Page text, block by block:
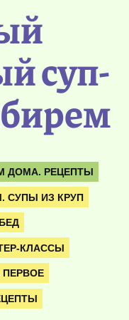
суп-
ДОМА. РЕЦЕПТЫ
СУПЫ ИЗ КРУП
КЛАССЫ